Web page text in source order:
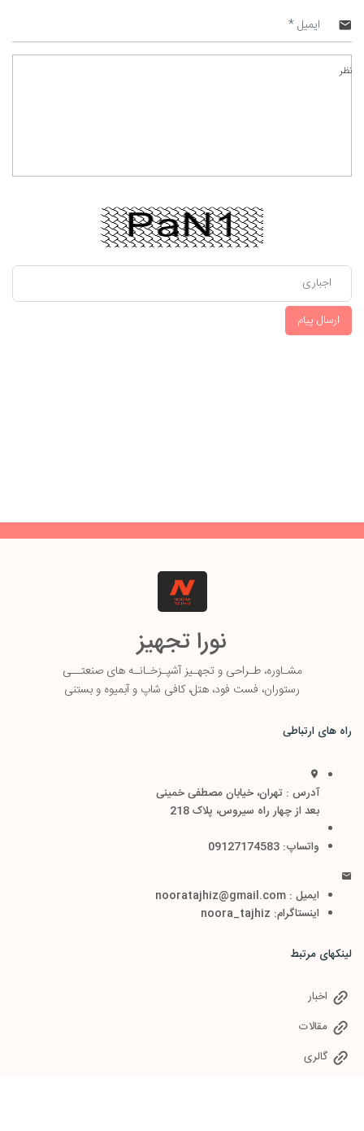
نظر
ارسال پیام
راه های ارتباطی
آدرس : تهران، خیابان مصطفی خمینی
بعد از چهار راه سیروس، پلاک 218
واتساپ: 09127174583
ایمیل : nooratajhiz@gmail.com
اینستاگرام: noora_tajhiz
نورا تجهیز
مشـاوره، طـراحی و تجهـیز آشپـزخـانـه های صنعتــی
رستوران، فست فود، هتل، کافی شاپ و آبمیوه و بستنی
لینکهای مرتبط
اخبار
مقالات
گالری